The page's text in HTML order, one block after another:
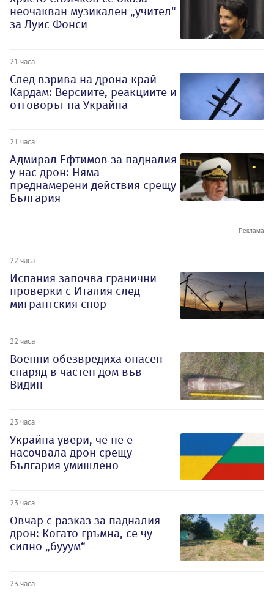
неочакван музикален „учител“
за Луис Фонси
21 часа
След взрива на дрона край
Кардам: Версиите, реакциите и
отговорът на Украйна
21 часа
Адмирал Ефтимов за падналия
у нас дрон: Няма
преднамерени действия срещу
България
22 часа
Испания започва гранични
проверки с Италия след
мигрантския спор
22 часа
Военни обезвредиха опасен
снаряд в частен дом във
Видин
23 часа
Украйна увери, че не е
насочвала дрон срещу
България умишлено
23 часа
Овчар с разказ за падналия
дрон: Когато гръмна, се чу
силно „бууум“
23 часа